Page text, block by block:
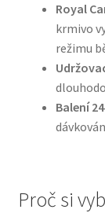
Konzervy a
N&D
Oblečky pro
Pelíšky pro
Royal
krmivo
režimu
Balení
Proč si